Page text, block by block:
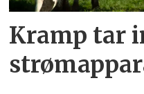
Kramp tar